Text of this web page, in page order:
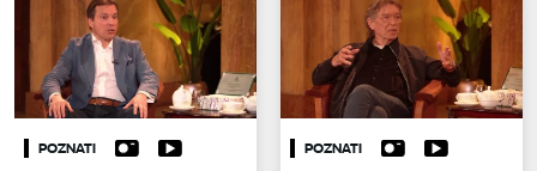
POZNATI POZNATI